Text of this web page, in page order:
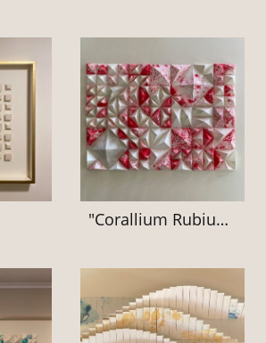
"Corallium Rubium"